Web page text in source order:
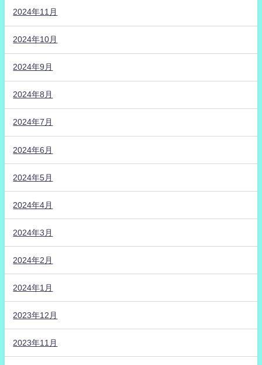
2024年11月
2024年10月
2024年9月
2024年8月
2024年7月
2024年6月
2024年5月
2024年4月
2024年3月
2024年2月
2024年1月
2023年12月
2023年11月